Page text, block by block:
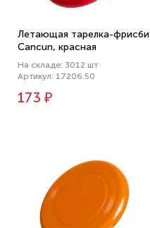
Летающая тарелка-фрисби
Cancun, красная
На складе: 3012 шт
Артикул: 17206.50
173 ₽